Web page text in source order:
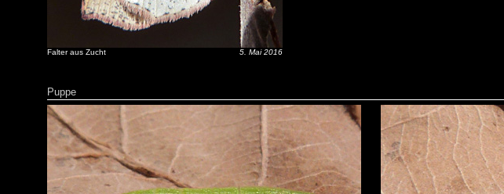
Falter aus Zucht 5. Mai 2016
Puppe